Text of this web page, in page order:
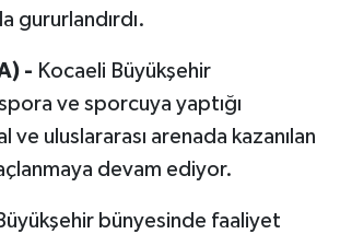
gururlandırdı.
- Kocaeli Büyükşehir
ve sporcuya yaptığı
ve uluslararası arenada kazanılan
devam ediyor.
bünyesinde faaliyet